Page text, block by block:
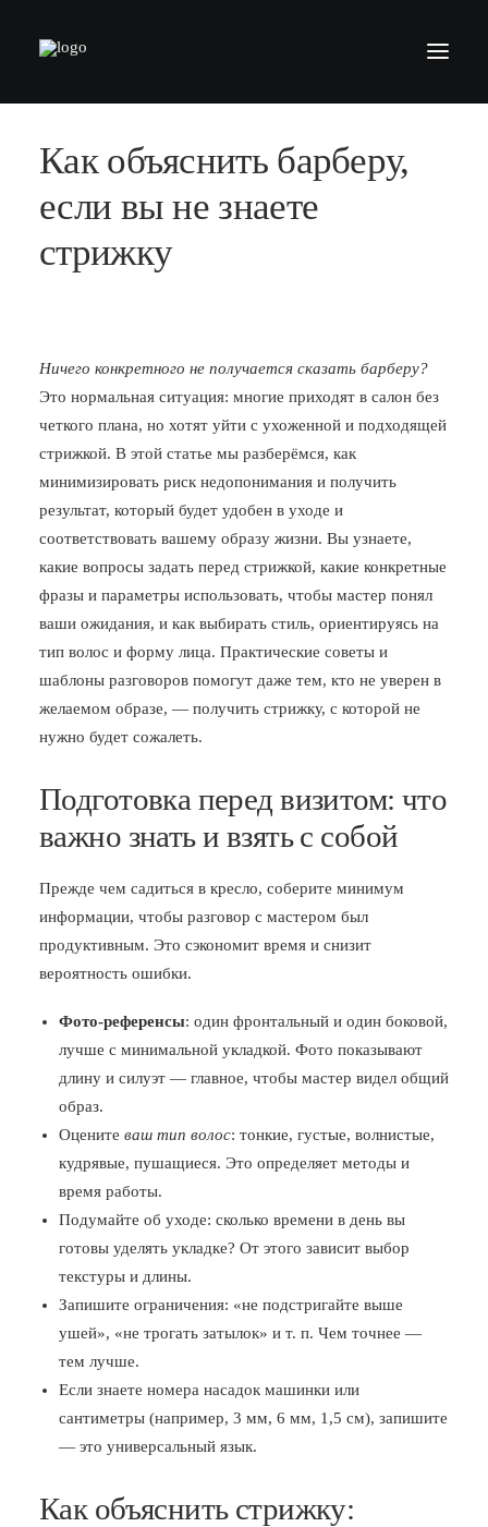
БАРБЕРШОПЫ
КОСМЕТИКА
ВАКАНСИИ
АКАДЕМИЯ БАРБЕРОВ
ФРАНШИЗА
БЛОГ
ПОЖАЛОВАТЬСЯ
Как объяснить барберу,
если вы не знаете
стрижку
Ничего конкретного не получается сказать барберу?
Это нормальная ситуация: многие приходят в салон без
четкого плана, но хотят уйти с ухоженной и подходящей
стрижкой. В этой статье мы разберёмся, как
минимизировать риск недопонимания и получить
результат, который будет удобен в уходе и
соответствовать вашему образу жизни. Вы узнаете,
какие вопросы задать перед стрижкой, какие конкретные
фразы и параметры использовать, чтобы мастер понял
ваши ожидания, и как выбирать стиль, ориентируясь на
тип волос и форму лица. Практические советы и
шаблоны разговоров помогут даже тем, кто не уверен в
желаемом образе, — получить стрижку, с которой не
нужно будет сожалеть.
Подготовка перед визитом: что
важно знать и взять с собой
Прежде чем садиться в кресло, соберите минимум
информации, чтобы разговор с мастером был
продуктивным. Это сэкономит время и снизит
вероятность ошибки.
Фото-референсы: один фронтальный и один боковой,
лучше с минимальной укладкой. Фото показывают
длину и силуэт — главное, чтобы мастер видел общий
образ.
Оцените ваш тип волос: тонкие, густые, волнистые,
кудрявые, пушащиеся. Это определяет методы и
время работы.
Подумайте об уходе: сколько времени в день вы
готовы уделять укладке? От этого зависит выбор
текстуры и длины.
Запишите ограничения: «не подстригайте выше
ушей», «не трогать затылок» и т. п. Чем точнее —
тем лучше.
Если знаете номера насадок машинки или
сантиметры (например, 3 мм, 6 мм, 1,5 см), запишите
— это универсальный язык.
Как объяснить стрижку: